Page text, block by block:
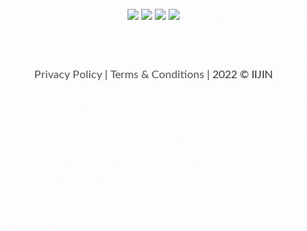
Privacy Policy Terms & Conditions | 2022 © IIJIN